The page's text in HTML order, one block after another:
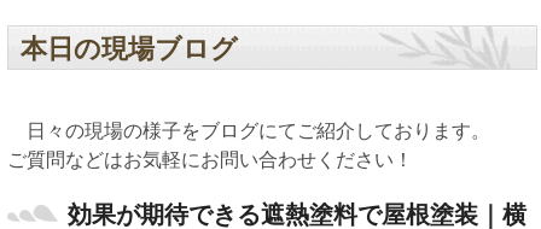
本日の現場ブログ
日々の現場の様子をブログにてご紹介しております。
ご質問などはお気軽にお問い合わせください！
効果が期待できる遮熱塗料で屋根塗装｜横